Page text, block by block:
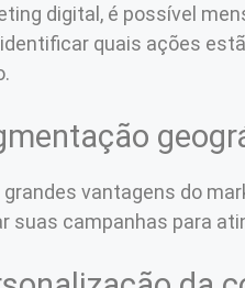
digital, é possível
quais ações
grandes vantagens do
suas campanhas para